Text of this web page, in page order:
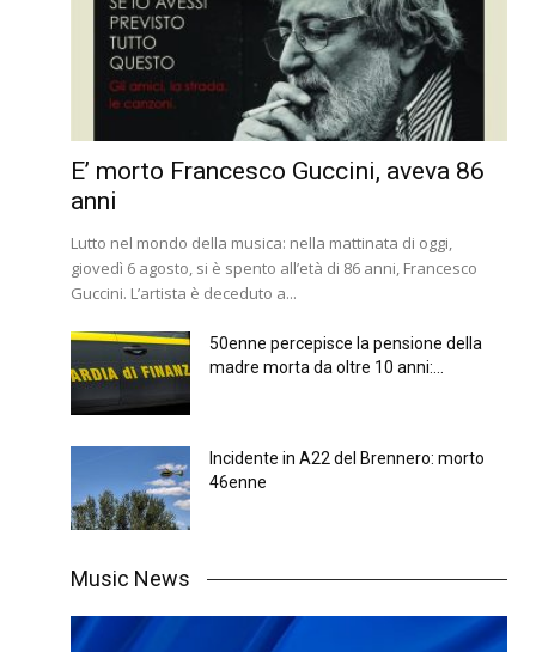
E’ morto Francesco Guccini, aveva 86
anni
Lutto nel mondo della musica: nella mattinata di oggi,
giovedì 6 agosto, si è spento all’età di 86 anni, Francesco
Guccini. L’artista è deceduto a...
50enne percepisce la pensione della
madre morta da oltre 10 anni:...
Incidente in A22 del Brennero: morto
46enne
Music News